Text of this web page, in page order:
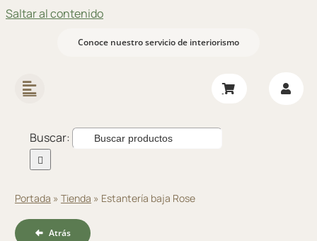
Saltar al contenido
Conoce nuestro servicio de interiorismo
Buscar:
Portada » Tienda » Estantería baja Rose
Atrás